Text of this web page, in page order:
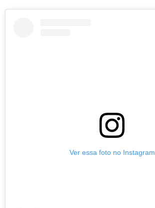
Ver essa foto no Instagram